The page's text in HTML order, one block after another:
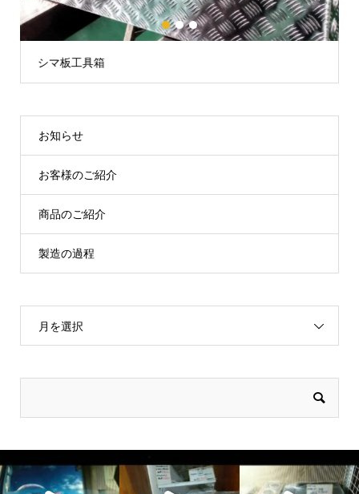
LEDクイーンマーカーランプ24V
1 2 3
お知らせ
お客様のご紹介
商品のご紹介
製造の過程
月を選択